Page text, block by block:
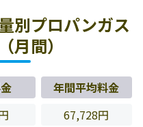
別プロパンガス
月間）
年間平均料金
67,728円